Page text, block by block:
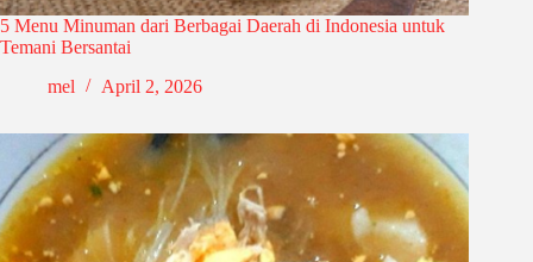
5 Menu Minuman dari Berbagai Daerah di Indonesia untuk
Temani Bersantai
mel
April 2, 2026